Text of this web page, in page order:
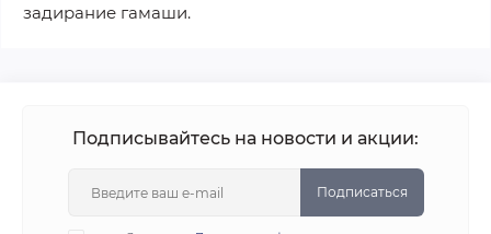
задирание гамаши.
Подписывайтесь на новости и акции:
Подписаться